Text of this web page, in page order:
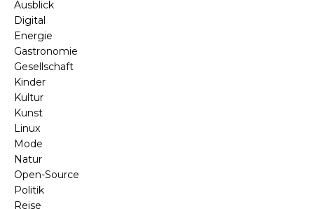
Ausblick
Digital
Energie
Gastronomie
Gesellschaft
Kinder
Kultur
Kunst
Linux
Mode
Natur
Open-Source
Politik
Reise